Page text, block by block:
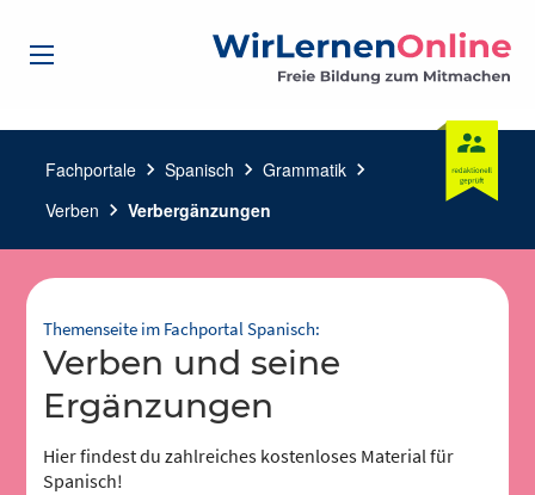
Fachportale chevron_right Spanisch chevron_right Grammatik chevron_right
Verben chevron_right Verbergänzungen
Themenseite im Fachportal Spanisch:
Verben und seine
Ergänzungen
Hier findest du zahlreiches kostenloses Material für
Spanisch!